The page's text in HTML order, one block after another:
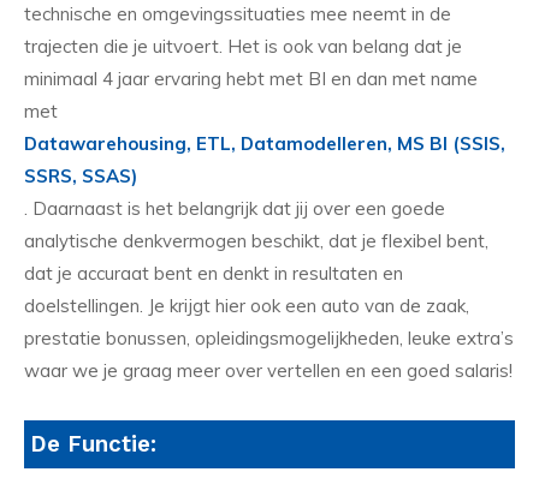
technische en omgevingssituaties mee neemt in de
trajecten die je uitvoert. Het is ook van belang dat je
minimaal 4 jaar ervaring hebt met BI en dan met name
met
Datawarehousing, ETL, Datamodelleren, MS BI (SSIS,
SSRS, SSAS)
. Daarnaast is het belangrijk dat jij over een goede
analytische denkvermogen beschikt, dat je flexibel bent,
dat je accuraat bent en denkt in resultaten en
doelstellingen. Je krijgt hier ook een auto van de zaak,
prestatie bonussen, opleidingsmogelijkheden, leuke extra’s
waar we je graag meer over vertellen en een goed salaris!
De Functie: